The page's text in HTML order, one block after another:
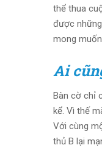
thể thua
được
mong
Ai
Bàn cờ chỉ
kể. Vì thế
Với cùng
thủ B lại